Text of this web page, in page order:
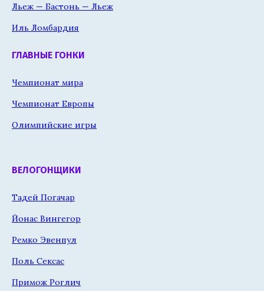
Льеж — Бастонь — Льеж
Иль Ломбардия
ГЛАВНЫЕ ГОНКИ
Чемпионат мира
Чемпионат Европы
Олимпийские игры
ВЕЛОГОНЩИКИ
Тадей Погачар
Йонас Вингегор
Ремко Эвенпул
Поль Сексас
Примож Роглич